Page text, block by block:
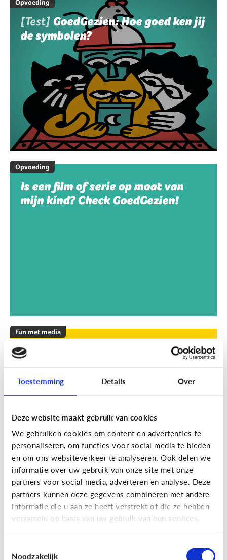
Toestemming Details Over
Deze website maakt gebruik van cookies
We gebruiken cookies om content en advertenties te
personaliseren, om functies voor social media te bieden
en om ons websiteverkeer te analyseren. Ook delen we
informatie over uw gebruik van onze site met onze
partners voor social media, adverteren en analyse. Deze
partners kunnen deze gegevens combineren met andere
informatie die u aan ze heeft verstrekt of die ze hebben
verzameld op basis van uw gebruik van hun services.
Noodzakelijk
Opvoeding
[Test] GoedGezien: Hoe goed ken jij
de symbolen?
Opvoeding
Is een film of serie op maat van
mijn kind? Check GoedGezien!
Fun met media
Leuke apps voor tieners om de
zomer door te komen
Geef je kind een duwtje in de rug met deze leuke
apps tegen verveling, waar ze op eigen houtje
Fun met media
Fun met foto’s: zo boost je de
creativiteit van je kind